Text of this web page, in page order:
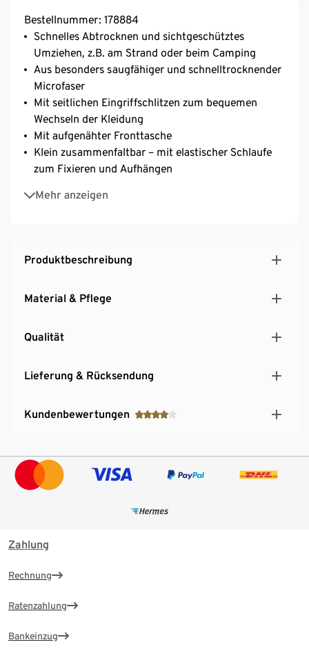
Bestellnummer: 178884
Schnelles Abtrocknen und sichtgeschütztes
Umziehen, z.B. am Strand oder beim Camping
Aus besonders saugfähiger und schnelltrocknender
Microfaser
Mit seitlichen Eingriffschlitzen zum bequemen
Wechseln der Kleidung
Mit aufgenähter Fronttasche
Klein zusammenfaltbar – mit elastischer Schlaufe
zum Fixieren und Aufhängen
Mehr anzeigen
Ideal beim Wassersport oder auf Reisen
Produktbeschreibung
Material & Pflege
Qualität
Lieferung & Rücksendung
Kundenbewertungen
Zahlung
Rechnung
Ratenzahlung
Bankeinzug